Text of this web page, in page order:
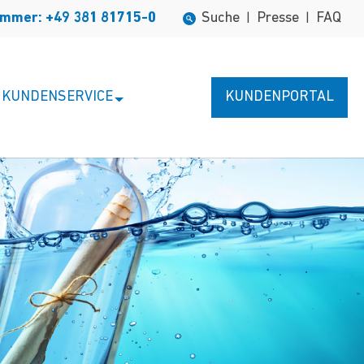
+49 381 81715-0 Suche Presse FAQ
KUNDENSERVICE KUNDENPORTAL